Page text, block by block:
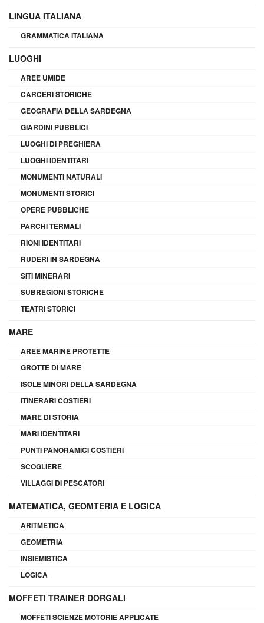
LINGUA ITALIANA
GRAMMATICA ITALIANA
LUOGHI
AREE UMIDE
CARCERI STORICHE
GEOGRAFIA DELLA SARDEGNA
GIARDINI PUBBLICI
LUOGHI DI PREGHIERA
LUOGHI IDENTITARI
MONUMENTI NATURALI
MONUMENTI STORICI
OPERE PUBBLICHE
PARCHI TERMALI
RIONI IDENTITARI
RUDERI IN SARDEGNA
SITI MINERARI
SUBREGIONI STORICHE
TEATRI STORICI
MARE
AREE MARINE PROTETTE
GROTTE DI MARE
ISOLE MINORI DELLA SARDEGNA
ITINERARI COSTIERI
MARE DI STORIA
MARI IDENTITARI
PUNTI PANORAMICI COSTIERI
SCOGLIERE
VILLAGGI DI PESCATORI
MATEMATICA, GEOMTERIA E LOGICA
ARITMETICA
GEOMETRIA
INSIEMISTICA
LOGICA
MOFFETI TRAINER DORGALI
MOFFETI SCIENZE MOTORIE APPLICATE